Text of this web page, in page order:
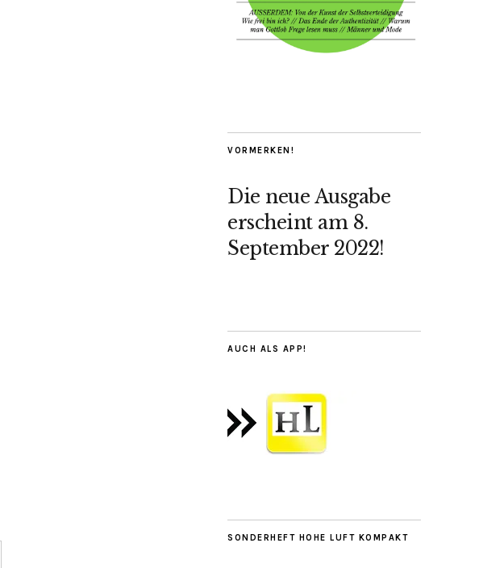
VORMERKEN!
Die neue Ausgabe
erscheint am 8.
September 2022!
AUCH ALS APP!
SONDERHEFT HOHE LUFT KOMPAKT